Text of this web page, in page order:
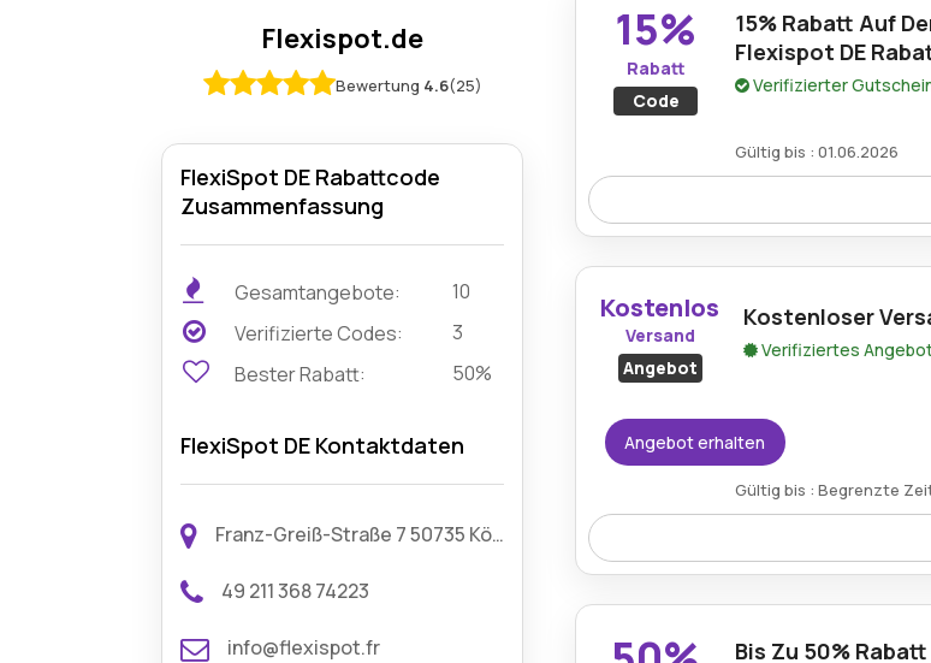
15%
Rabatt
Code
15% Rabatt Auf
Flexispot DE
Verifizierter
Gültig bis : 01.06.2026
FlexiSpot DE bietet derzeit einen
Code an, sodass Käufer
Kostenlos
Versand
Angebot
Kostenloser
Verifiziertes
Angebot erhalten
Gültig bis : Begrenzte
FlexiSpot DE bietet kostenlosen
Komfort und Ersparnisse für Online-
Bis Zu 50%
Flexispot.de
Bewertung 4.6(25)
FlexiSpot DE Rabattcode
Zusammenfassung
Gesamtangebote:
10
Verifizierte Codes:
3
Bester Rabatt:
50%
FlexiSpot DE Kontaktdaten
Franz-Greiß-Straße 7 50735 Köln Deutschland
49 211 368 74223
info@flexispot.fr